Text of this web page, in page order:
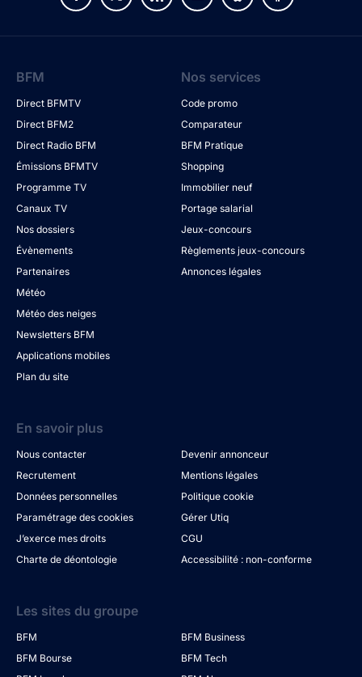
BFM
Direct BFMTV
Direct BFM2
Direct Radio BFM
Émissions BFMTV
Programme TV
Canaux TV
Nos dossiers
Évènements
Partenaires
Météo
Météo des neiges
Newsletters BFM
Applications mobiles
Plan du site
Nos services
Code promo
Comparateur
BFM Pratique
Shopping
Immobilier neuf
Portage salarial
Jeux-concours
Règlements jeux-concours
Annonces légales
En savoir plus
Nous contacter
Devenir annonceur
Recrutement
Mentions légales
Données personnelles
Politique cookie
Paramétrage des cookies
Gérer Utiq
J’exerce mes droits
CGU
Charte de déontologie
Accessibilité : non-conforme
Les sites du groupe
BFM
BFM Business
BFM Bourse
BFM Tech